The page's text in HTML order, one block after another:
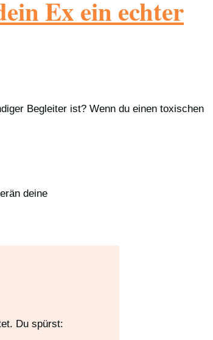
Ex ein echter
Begleiter ist? Wenn du einen toxischen
deine
Du spürst: